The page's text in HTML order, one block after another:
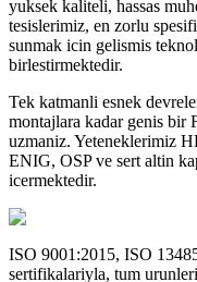
yuksek kaliteli, hassas
tesislerimiz, en zorlu
sunmak icin gelismis
birlestirmektedir.
Tek katmanli esnek
montajlara kadar genis bir
uzmaniz. Yeteneklerimiz
ENIG, OSP ve sert altin
icermektedir.
ISO 9001:2015, ISO
sertifikalariyla, tum